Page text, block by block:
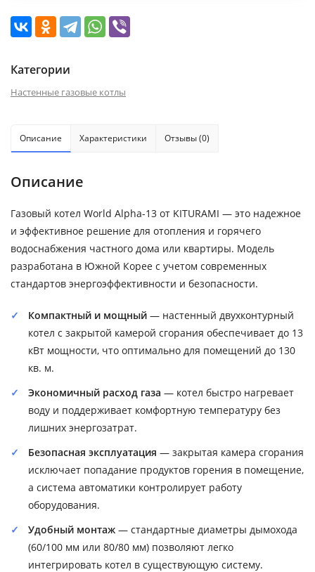
Категории
Настенные газовые котлы
Описание Характеристики Отзывы (0)
Описание
Газовый котел World Alpha-13 от KITURAMI — это надежное
и эффективное решение для отопления и горячего
водоснабжения частного дома или квартиры. Модель
разработана в Южной Корее с учетом современных
стандартов энергоэффективности и безопасности.
Компактный и мощный — настенный двухконтурный
котел с закрытой камерой сгорания обеспечивает до 13
кВт мощности, что оптимально для помещений до 130
кв. м.
Экономичный расход газа — котел быстро нагревает
воду и поддерживает комфортную температуру без
лишних энергозатрат.
Безопасная эксплуатация — закрытая камера сгорания
исключает попадание продуктов горения в помещение,
а система автоматики контролирует работу
оборудования.
Удобный монтаж — стандартные диаметры дымохода
(60/100 мм или 80/80 мм) позволяют легко
интегрировать котел в существующую систему.